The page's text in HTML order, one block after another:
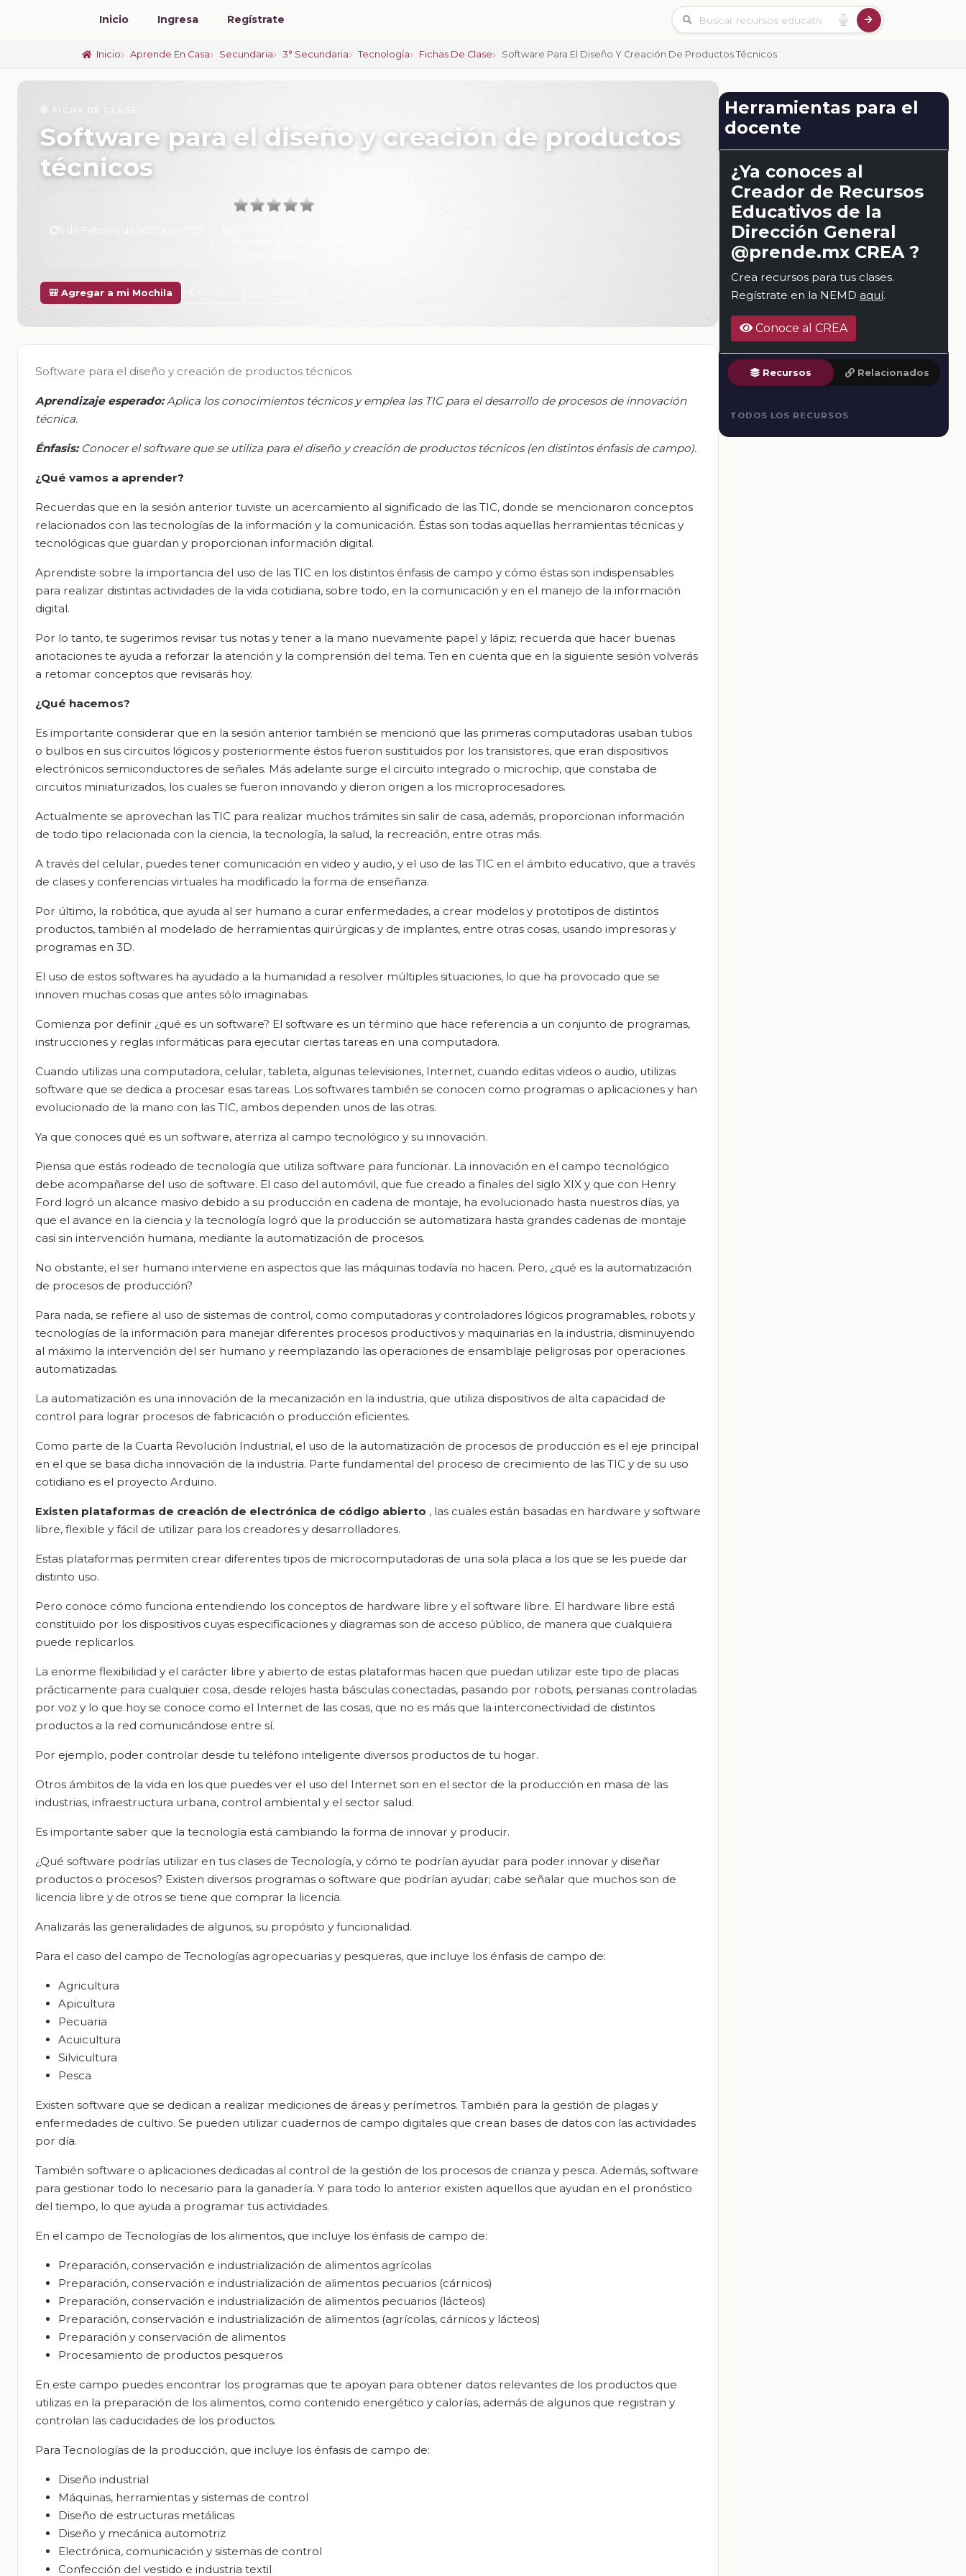
Inicio Ingresa Regístrate
Inicio Aprende En Casa Secundaria 3° Secundaria Tecnología Fichas De Clase Software Para El Diseño Y Creación De Productos Técnicos
📚 FICHA DE CLASE
Software para el diseño y creación de productos
técnicos
🎒 Agregar a mi Mochila
Software para el diseño y creación de productos técnicos
Aprendizaje esperado:Aplica los conocimientos técnicos y emplea las TIC para el desarrollo de procesos de innovación
técnica.
Énfasis: Conocer el software que se utiliza para el diseño y creación de productos técnicos (en distintos énfasis de campo).
¿Qué vamos a aprender?
Recuerdas que en la sesión anterior tuviste un acercamiento al significado de las TIC, donde se mencionaron conceptos
relacionados con las tecnologías de la información y la comunicación. Éstas son todas aquellas herramientas técnicas y
tecnológicas que guardan y proporcionan información digital.
Aprendiste sobre la importancia del uso de las TIC en los distintos énfasis de campo y cómo éstas son indispensables
para realizar distintas actividades de la vida cotidiana, sobre todo, en la comunicación y en el manejo de la información
digital.
Por lo tanto, te sugerimos revisar tus notas y tener a la mano nuevamente papel y lápiz; recuerda que hacer buenas
anotaciones te ayuda a reforzar la atención y la comprensión del tema. Ten en cuenta que en la siguiente sesión volverás
a retomar conceptos que revisarás hoy.
¿Qué hacemos?
Es importante considerar que en la sesión anterior también se mencionó que las primeras computadoras usaban tubos
o bulbos en sus circuitos lógicos y posteriormente éstos fueron sustituidos por los transistores, que eran dispositivos
electrónicos semiconductores de señales. Más adelante surge el circuito integrado o microchip, que constaba de
circuitos miniaturizados, los cuales se fueron innovando y dieron origen a los microprocesadores.
Actualmente se aprovechan las TIC para realizar muchos trámites sin salir de casa, además, proporcionan información
de todo tipo relacionada con la ciencia, la tecnología, la salud, la recreación, entre otras más.
A través del celular, puedes tener comunicación en video y audio, y el uso de las TIC en el ámbito educativo, que a través
de clases y conferencias virtuales ha modificado la forma de enseñanza.
Por último, la robótica, que ayuda al ser humano a curar enfermedades, a crear modelos y prototipos de distintos
productos, también al modelado de herramientas quirúrgicas y de implantes, entre otras cosas, usando impresoras y
programas en 3D.
El uso de estos softwares ha ayudado a la humanidad a resolver múltiples situaciones, lo que ha provocado que se
innoven muchas cosas que antes sólo imaginabas.
Comienza por definir ¿qué es un software? El software es un término que hace referencia a un conjunto de programas,
instrucciones y reglas informáticas para ejecutar ciertas tareas en una computadora.
Cuando utilizas una computadora, celular, tableta, algunas televisiones, Internet, cuando editas videos o audio, utilizas
software que se dedica a procesar esas tareas. Los softwares también se conocen como programas o aplicaciones y han
evolucionado de la mano con las TIC, ambos dependen unos de las otras.
Ya que conoces qué es un software, aterriza al campo tecnológico y su innovación.
Piensa que estás rodeado de tecnología que utiliza software para funcionar. La innovación en el campo tecnológico
debe acompañarse del uso de software. El caso del automóvil, que fue creado a finales del siglo XIX y que con Henry
Ford logró un alcance masivo debido a su producción en cadena de montaje, ha evolucionado hasta nuestros días, ya
que el avance en la ciencia y la tecnología logró que la producción se automatizara hasta grandes cadenas de montaje
casi sin intervención humana, mediante la automatización de procesos.
No obstante, el ser humano interviene en aspectos que las máquinas todavía no hacen. Pero, ¿qué es la automatización
de procesos de producción?
Para nada, se refiere al uso de sistemas de control, como computadoras y controladores lógicos programables, robots y
tecnologías de la información para manejar diferentes procesos productivos y maquinarias en la industria, disminuyendo
al máximo la intervención del ser humano y reemplazando las operaciones de ensamblaje peligrosas por operaciones
automatizadas.
La automatización es una innovación de la mecanización en la industria, que utiliza dispositivos de alta capacidad de
control para lograr procesos de fabricación o producción eficientes.
Como parte de la Cuarta Revolución Industrial, el uso de la automatización de procesos de producción es el eje principal
en el que se basa dicha innovación de la industria. Parte fundamental del proceso de crecimiento de las TIC y de su uso
cotidiano es el proyecto Arduino.
Existen plataformas de creación de electrónica de código abierto , las cuales están basadas en hardware y software
libre, flexible y fácil de utilizar para los creadores y desarrolladores.
Estas plataformas permiten crear diferentes tipos de microcomputadoras de una sola placa a los que se les puede dar
distinto uso.
Pero conoce cómo funciona entendiendo los conceptos de hardware libre y el software libre. El hardware libre está
constituido por los dispositivos cuyas especificaciones y diagramas son de acceso público, de manera que cualquiera
puede replicarlos.
La enorme flexibilidad y el carácter libre y abierto de estas plataformas hacen que puedan utilizar este tipo de placas
prácticamente para cualquier cosa, desde relojes hasta básculas conectadas, pasando por robots, persianas controladas
por voz y lo que hoy se conoce como el Internet de las cosas, que no es más que la interconectividad de distintos
productos a la red comunicándose entre sí.
Por ejemplo, poder controlar desde tu teléfono inteligente diversos productos de tu hogar.
Otros ámbitos de la vida en los que puedes ver el uso del Internet son en el sector de la producción en masa de las
industrias, infraestructura urbana, control ambiental y el sector salud.
Es importante saber que la tecnología está cambiando la forma de innovar y producir.
¿Qué software podrías utilizar en tus clases de Tecnología, y cómo te podrían ayudar para poder innovar y diseñar
productos o procesos? Existen diversos programas o software que podrían ayudar; cabe señalar que muchos son de
licencia libre y de otros se tiene que comprar la licencia.
Analizarás las generalidades de algunos, su propósito y funcionalidad.
Para el caso del campo de Tecnologías agropecuarias y pesqueras, que incluye los énfasis de campo de:
Agricultura
Apicultura
Pecuaria
Acuicultura
Silvicultura
Pesca
Existen software que se dedican a realizar mediciones de áreas y perímetros. También para la gestión de plagas y
enfermedades de cultivo. Se pueden utilizar cuadernos de campo digitales que crean bases de datos con las actividades
por día.
También software o aplicaciones dedicadas al control de la gestión de los procesos de crianza y pesca. Además, software
para gestionar todo lo necesario para la ganadería. Y para todo lo anterior existen aquellos que ayudan en el pronóstico
del tiempo, lo que ayuda a programar tus actividades.
En el campo de Tecnologías de los alimentos, que incluye los énfasis de campo de:
Preparación, conservación e industrialización de alimentos agrícolas
Preparación, conservación e industrialización de alimentos pecuarios (cárnicos)
Preparación, conservación e industrialización de alimentos pecuarios (lácteos)
Preparación, conservación e industrialización de alimentos (agrícolas, cárnicos y lácteos)
Preparación y conservación de alimentos
Procesamiento de productos pesqueros
En este campo puedes encontrar los programas que te apoyan para obtener datos relevantes de los productos que
utilizas en la preparación de los alimentos, como contenido energético y calorías, además de algunos que registran y
controlan las caducidades de los productos.
Para Tecnologías de la producción, que incluye los énfasis de campo de:
Diseño industrial
Máquinas, herramientas y sistemas de control
Diseño de estructuras metálicas
Diseño y mecánica automotriz
Electrónica, comunicación y sistemas de control
Confección del vestido e industria textil
Herramientas para el
docente
¿Ya conoces al
Creador de Recursos
Educativos de la
Dirección General
@prende.mx CREA ?
Crea recursos para tus clases.
Regístrate en la NEMD aquí.
Conoce al CREA
Recursos Relacionados
TODOS LOS RECURSOS